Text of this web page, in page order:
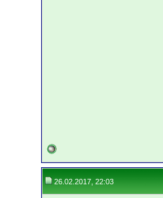
26.02.2017, 22:03